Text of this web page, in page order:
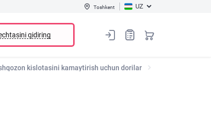
Toshkent UZ
qidiring
kislotasini kamaytirish uchun dorilar